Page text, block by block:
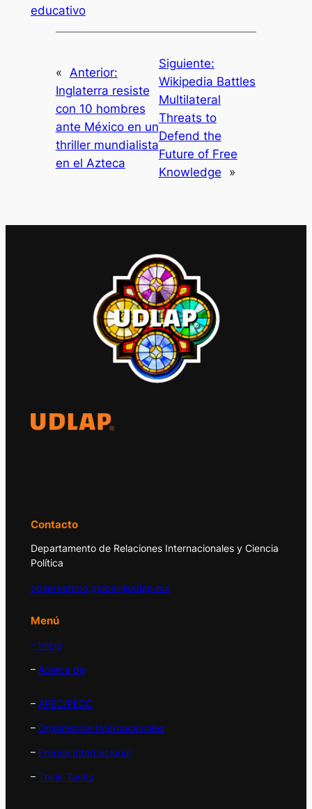
educativo
« Anterior:
Inglaterra resiste
con 10 hombres
ante México en un
thriller mundialista
en el Azteca
Siguiente:
Wikipedia Battles
Multilateral
Threats to
Defend the
Future of Free
Knowledge
»
Contacto
Departamento de Relaciones Internacionales y Ciencia
Política
observatorio.global@udlap.mx
Menú
– Inicio
– Acerca de
– APEC/PECC
– Organismos Internacionales
– Prensa Internacional
– Think Tanks